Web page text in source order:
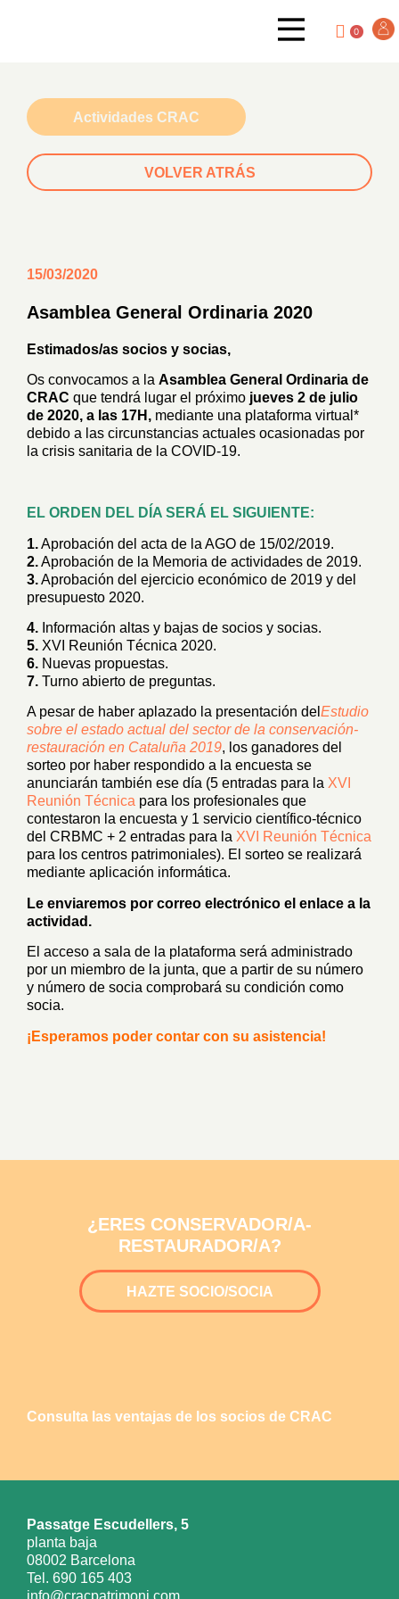
0
Actividades CRAC
VOLVER ATRÁS
15/03/2020
Asamblea General Ordinaria 2020
Estimados/as socios y socias,
Os convocamos a la Asamblea General Ordinaria de
CRAC que tendrá lugar el próximo jueves 2 de julio
de 2020, a las 17H, mediante una plataforma virtual*
debido a las circunstancias actuales ocasionadas por
la crisis sanitaria de la COVID-19.
EL ORDEN DEL DÍA SERÁ EL SIGUIENTE:
1.Aprobación del acta de la AGO de 15/02/2019.
2.Aprobación de la Memoria de actividades de 2019.
3.Aprobación del ejercicio económico de 2019 y del
presupuesto 2020.
4. Información altas y bajas de socios y socias.
5. XVI Reunión Técnica 2020.
6. Nuevas propuestas.
7. Turno abierto de preguntas.
A pesar de haber aplazado la presentación del Estudio
sobre el estado actual del sector de la conservación-
restauración en Cataluña 2019, los ganadores del
sorteo por haber respondido a la encuesta se
anunciarán también ese día (5 entradas para la XVI
Reunión Técnica para los profesionales que
contestaron la encuesta y 1 servicio científico-técnico
del CRBMC + 2 entradas para la XVI Reunión Técnica
para los centros patrimoniales). El sorteo se realizará
mediante aplicación informática.
Le enviaremos por correo electrónico el enlace a la
actividad.
El acceso a sala de la plataforma será administrado
por un miembro de la junta, que a partir de su número
y número de socia comprobará su condición como
socia.
¡Esperamos poder contar con su asistencia!
¿ERES CONSERVADOR/A-
RESTAURADOR/A?
HAZTE SOCIO/SOCIA
Consulta las ventajas de los socios de CRAC
Passatge Escudellers, 5
planta baja
08002 Barcelona
Tel. 690 165 403
info@cracpatrimoni.com